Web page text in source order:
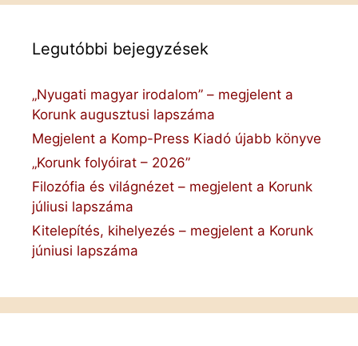
Legutóbbi bejegyzések
„Nyugati magyar irodalom” – megjelent a
Korunk augusztusi lapszáma
Megjelent a Komp-Press Kiadó újabb könyve
„Korunk folyóirat – 2026”
Filozófia és világnézet – megjelent a Korunk
júliusi lapszáma
Kitelepítés, kihelyezés – megjelent a Korunk
júniusi lapszáma